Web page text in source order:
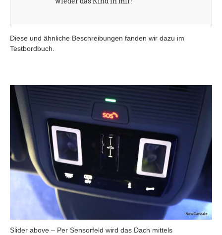
Diese und ähnliche Beschreibungen fanden wir dazu im
Testbordbuch.
Slider above – Per Sensorfeld wird das Dach mittels